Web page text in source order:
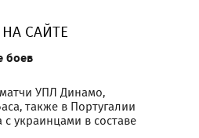
САЙТЕ
боев
УПЛ Динамо,
также в Португалии
украинцами в составе